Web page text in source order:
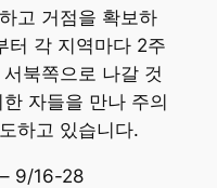
고 거점을 확보하
터 각 지역마다 2주
북쪽으로 나갈 것
자들을 만나 주의
하고 있습니다.
9/16-28